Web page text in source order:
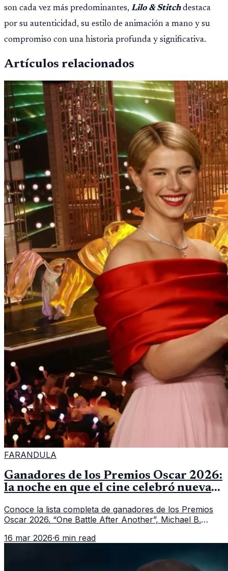
son cada vez más predominantes, Lilo & Stitchdestaca
por su autenticidad, su estilo de animación a mano y su
compromiso con una historia profunda y significativa.
Artículos relacionados
FARANDULA
Ganadores de los Premios Oscar 2026:
la noche en que el cine celebró nuevas
Conoce la lista completa de ganadores de los Premios
Oscar 2026. “One Battle After Another”, Michael B.
protagonistas de la noche.
16 mar 2026·6 min read